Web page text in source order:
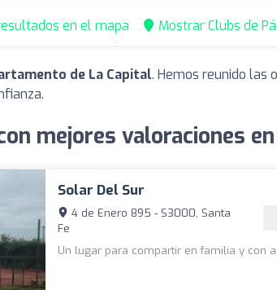
en el mapa Mostrar Clubs de
de La Capital. Hemos reunido las
mejores valoraciones
Solar Del Sur
4 de Enero 895 - S3000, Santa
Fe
Un lugar para compartir en familia y con